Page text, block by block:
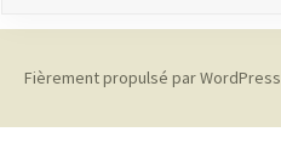
Fièrement propulsé par WordPress